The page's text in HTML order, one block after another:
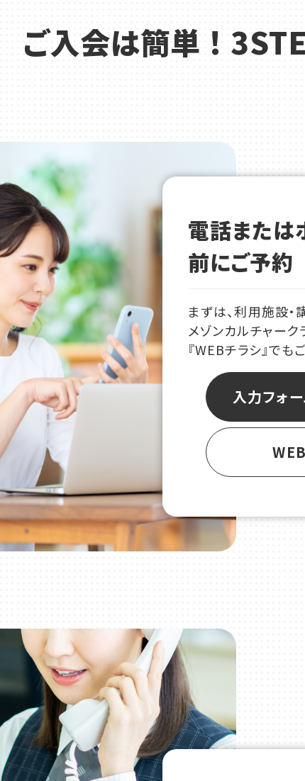
ご入会は簡単 !
電話または
前にご予約
まずは、利用施設・
メゾンカルチャーク
『WEBチラシ』でも
入力フォ